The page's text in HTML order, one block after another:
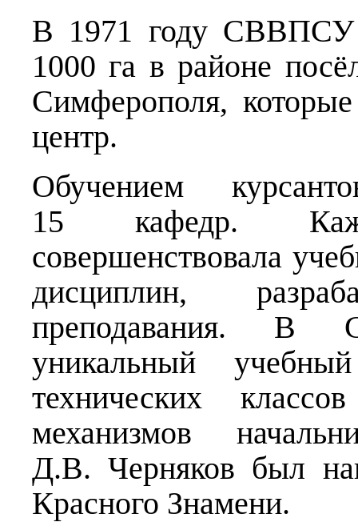
В 1971 году СВВПСУ
1000 га в районе
Симферополя,
центр.
Обучением
15 кафедр.
совершенствовала
дисциплин,
преподавания. В
уникальный
технических
механизмов
Д.В. Черняков был
Красного Знамени.